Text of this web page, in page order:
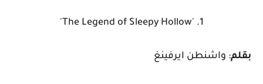
1. 'The Legend of Sleepy Hollow'
بقلم: واشنطن ايرفينغ